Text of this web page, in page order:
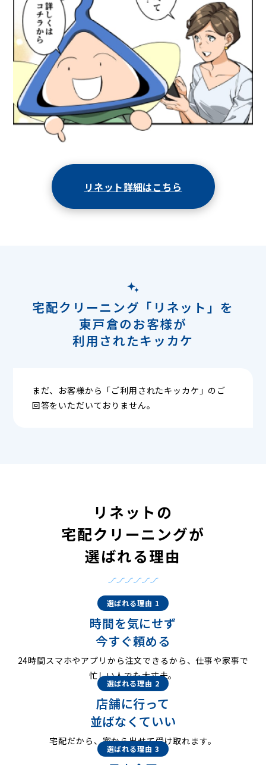
リネット詳細はこちら
宅配クリーニング「リネット」を
東戸倉のお客様が
利用されたキッカケ
まだ、お客様から「ご利用されたキッカケ」のご
回答をいただいておりません。
リネットの
宅配クリーニングが
選ばれる理由
選ばれる理由 1
時間を気にせず
今すぐ頼める
24時間スマホやアプリから注文できるから、仕事や家事で
忙しい人でも大丈夫。
選ばれる理由 2
店舗に行って
並ばなくていい
宅配だから、家から出せて受け取れます。
選ばれる理由 3